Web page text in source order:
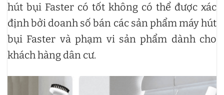
hút bụi Faster có tốt không có thể được xác
định bởi doanh số bán các sản phẩm máy hút
bụi Faster và phạm vi sản phẩm dành cho
khách hàng dân cư.